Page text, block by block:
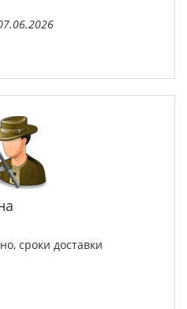
сроки доставки